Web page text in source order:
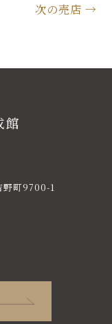
次の売店 →
館
町9700-1